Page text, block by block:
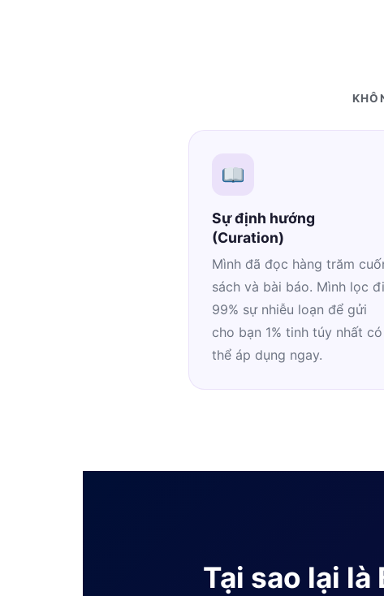
Sự định hướng
(Curation)
Mình đã đọc hàng trăm
sách và bài báo. Mình lọc đi
99% sự nhiễu loạn để gửi
cho bạn 1% tinh túy nhất có
thể áp dụng ngay.
Tại sao lại là